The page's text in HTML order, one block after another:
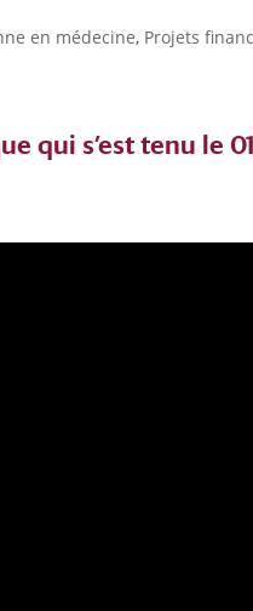
en médecine, Projets
qui s’est tenu le